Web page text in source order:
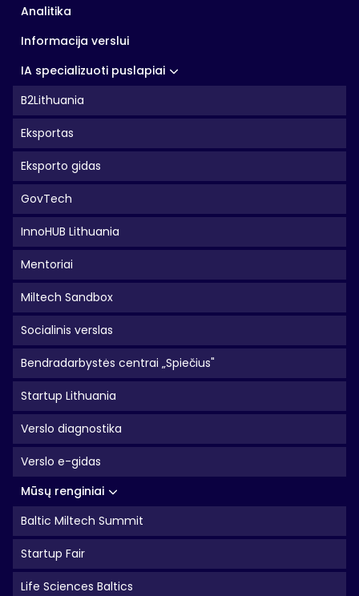
Analitika
Informacija verslui
IA specializuoti puslapiai
B2Lithuania
Eksportas
Eksporto gidas
GovTech
InnoHUB Lithuania
Mentoriai
Miltech Sandbox
Socialinis verslas
Bendradarbystės centrai „Spiečius"
Startup Lithuania
Verslo diagnostika
Verslo e-gidas
Mūsų renginiai
Baltic Miltech Summit
Startup Fair
Life Sciences Baltics